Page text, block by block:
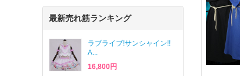
最新売れ筋ランキング
ラブライブ!サンシャイン!!
A...
16,800円